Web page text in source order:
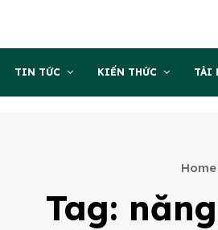
TIN TỨC KIẾN THỨC TÀI
Home
Tag: